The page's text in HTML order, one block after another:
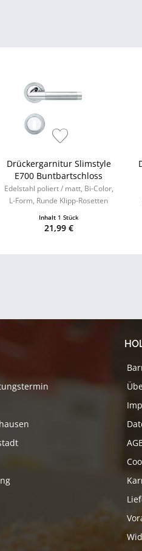
Drückergarnitur Slimstyle
E700 Buntbartschloss
Edelstahl poliert / matt, Bi-Color,
L-Form, Runde Klipp-Rosetten
Inhalt 1 Stück
21,99 €